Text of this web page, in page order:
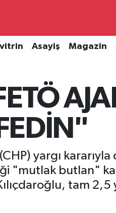
Asayiş Magazin
yargı
"mutlak butlan"
tam 2,5